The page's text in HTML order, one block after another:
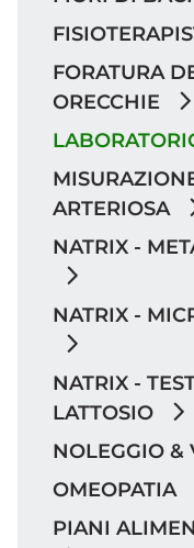
FORATURA
ORECCHIE
ARTERIOSA
NATRIX -
NATRIX -
NATRIX -
LATTOSIO
NOLEGGIO &
OMEOPATIA
PIANI